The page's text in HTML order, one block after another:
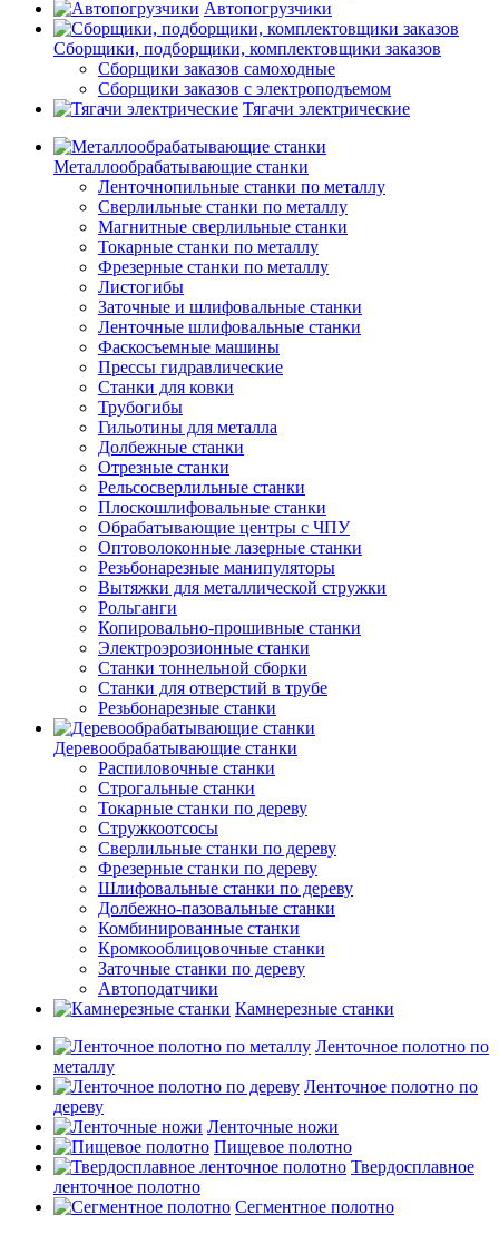
Автопогрузчики
Сборщики, подборщики, комплектовщики заказов
Сборщики заказов самоходные
Сборщики заказов с электроподъемом
Тягачи электрические
Металлообрабатывающие станки
Ленточнопильные станки по металлу
Сверлильные станки по металлу
Магнитные сверлильные станки
Токарные станки по металлу
Фрезерные станки по металлу
Листогибы
Заточные и шлифовальные станки
Ленточные шлифовальные станки
Фаскосъемные машины
Прессы гидравлические
Станки для ковки
Трубогибы
Гильотины для металла
Долбежные станки
Отрезные станки
Рельсосверлильные станки
Плоскошлифовальные станки
Обрабатывающие центры с ЧПУ
Оптоволоконные лазерные станки
Резьбонарезные манипуляторы
Вытяжки для металлической стружки
Рольганги
Копировально-прошивные станки
Электроэрозионные станки
Станки тоннельной сборки
Станки для отверстий в трубе
Резьбонарезные станки
Деревообрабатывающие станки
Распиловочные станки
Строгальные станки
Токарные станки по дереву
Стружкоотсосы
Сверлильные станки по дереву
Фрезерные станки по дереву
Шлифовальные станки по дереву
Долбежно-пазовальные станки
Комбинированные станки
Кромкооблицовочные станки
Заточные станки по дереву
Автоподатчики
Камнерезные станки
Ленточное полотно по
металлу
Ленточное полотно по
дереву
Ленточные ножи
Пищевое полотно
Твердосплавное
ленточное полотно
Сегментное полотно